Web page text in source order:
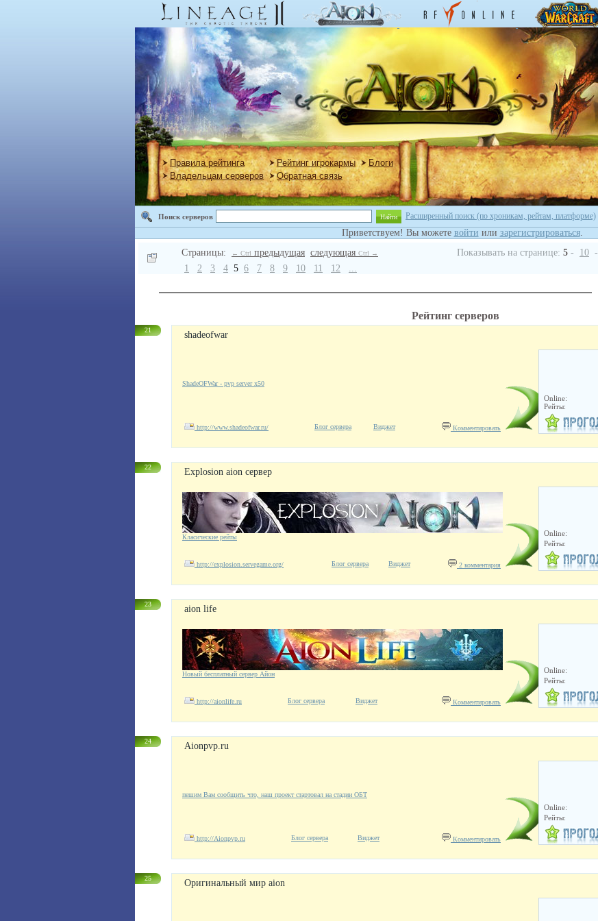
Правила рейтинга Рейтинг игрокармы
Блоги
Владельцам серверов
Обратная связь
Поиск серверов Найти Расширенный поиск (по хроникам, рейтам, платформе)
Приветствуем! Вы можете войти или зарегистрироваться.
Страницы:
← Ctrl предыдущая следующая Ctrl → Показывать на странице: 5 - 10 -
1
2 3 4 5 6 7 8 9 10 11 12 ...
Рейтинг серверов
21 shadeofwar
ShadeOFWar - pvp server x50
Online:
Рейты:
http://www.shadeofwar.ru/ Блог сервера Виджет Комментировать
22 Explosion aion сервер
Класические рейты Online:
Рейты:
http://explosion.servegame.org/ Блог сервера Виджет 2 комментария
23 aion life
Новый бесплатный сервер Айон Online:
Рейты:
http://aionlife.ru Блог сервера Виджет Комментировать
24 Aionpvp.ru
пешим Вам сообщить что, наш проект стартовал на стадии ОБТ
Online:
Рейты:
http://Aionpvp.ru Блог сервера Виджет Комментировать
25 Оригинальный мир aion